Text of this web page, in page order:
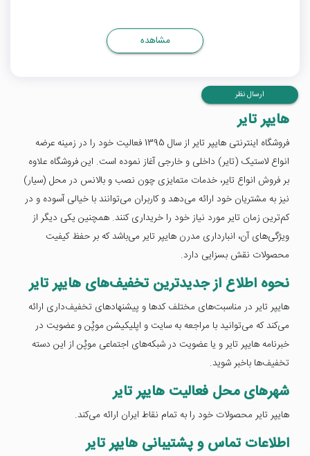
مشاهده
ارسال نظر
هایپر تایر
فروشگاه اینترنتی هایپر تایر از سال 1395 فعالیت خود را در زمینه عرضه
انواع لاستیک (تایر) داخلی و خارجی آغاز نموده است. این فروشگاه علاوه
بر فروش انواع تایر، خدمات متمایزی چون نصب و بالانس در محل (سیار)
نیز به مشتریان خود ارائه می‌دهد و کاربران می‌توانند با خیالی آسوده و در
کم‌ترین زمان تایر مورد نیاز خود را خریداری کنند. همچنین یکی دیگر از
ویژگی‌های آن، انبارداری مدرن هایپر تایر می‌باشد که بر حفظ کیفیت
محصولات نقش بسزایی دارد.
نحوه اطلاع از جدیدترین تخفیف‌های هایپر تایر
هایپر تایر در مناسبت‌های مختلف کدها و پیشنهادهای تخفیف‌داری ارائه
می‌کند که می‌توانید با مراجعه به سایت و اپلیکیشن موپُن و عضویت در
خبرنامه هایپر تایر و یا عضویت در شبکه‌های اجتماعی موپُن از این دسته
تخفیف‌ها باخبر شوید.
شهرهای محل فعالیت هایپر تایر
هایپر تایر محصولات خود را به تمام نقاط ایران ارائه می‌کند.
اطلاعات تماس و پشتیبانی هایپر تایر